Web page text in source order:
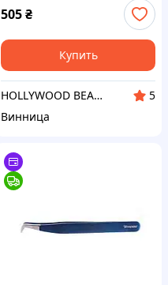
505₴
Купить
HOLLYWOOD BEAUTY STORE ✨Профессиональный домашний уход за волосами✨Материалы для бьюти мастеров
5
Винница